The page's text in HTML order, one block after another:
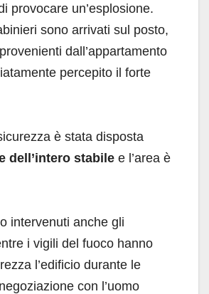
provocare un’esplosione.
sono arrivati sul posto,
dall’appartamento
percepito il forte
è stata disposta
dell’intero stabile e l’area è
intervenuti anche gli
i vigili del fuoco hanno
l’edificio durante le
con l’uomo